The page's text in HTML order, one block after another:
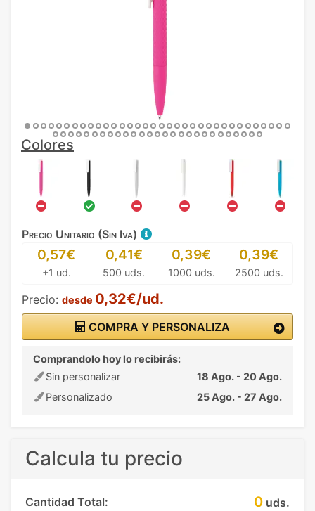
Colores
Precio Unitario (Sin Iva)
0,57€
+1 ud.
0,41€
500 uds.
0,39€
1000 uds.
0,39€
2500 uds.
Precio: desde 0,32€/ud.
COMPRA Y PERSONALIZA
Comprandolo hoy lo recibirás:
Sin personalizar
18 Ago. - 20 Ago.
Personalizado
25 Ago. - 27 Ago.
Calcula tu precio
Cantidad Total: 0 uds.